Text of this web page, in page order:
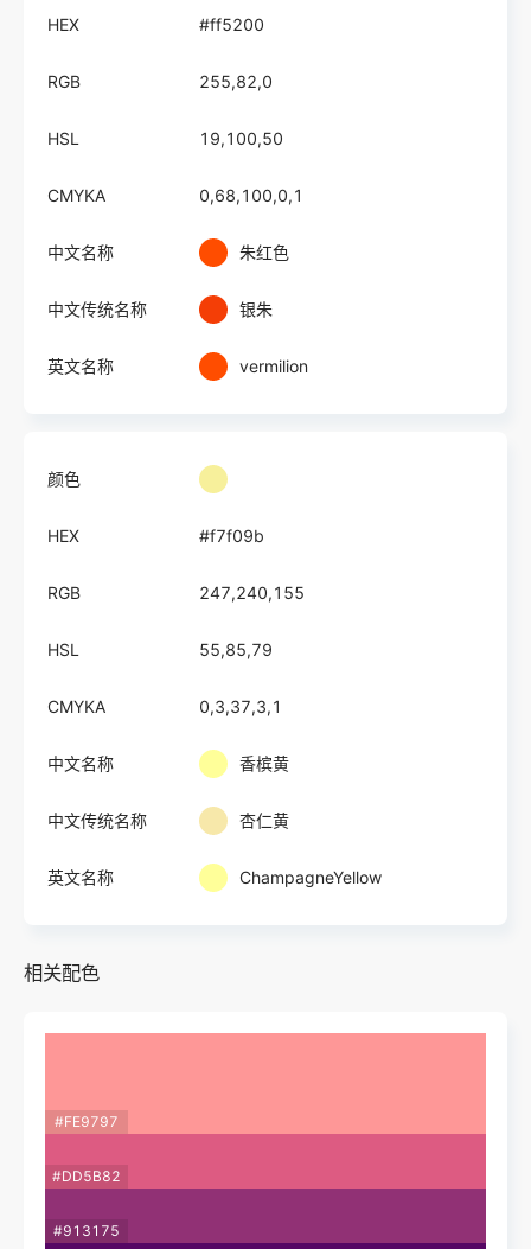
HEX #ff5200
RGB 255,82,0
HSL 19,100,50
CMYKA 0,68,100,0,1
中文名称 朱红色
中文传统名称 银朱
英文名称 vermilion
颜色
HEX #f7f09b
RGB 247,240,155
HSL 55,85,79
CMYKA 0,3,37,3,1
中文名称 香槟黄
中文传统名称 杏仁黄
英文名称 ChampagneYellow
相关配色
#FE9797
#DD5B82
#913175